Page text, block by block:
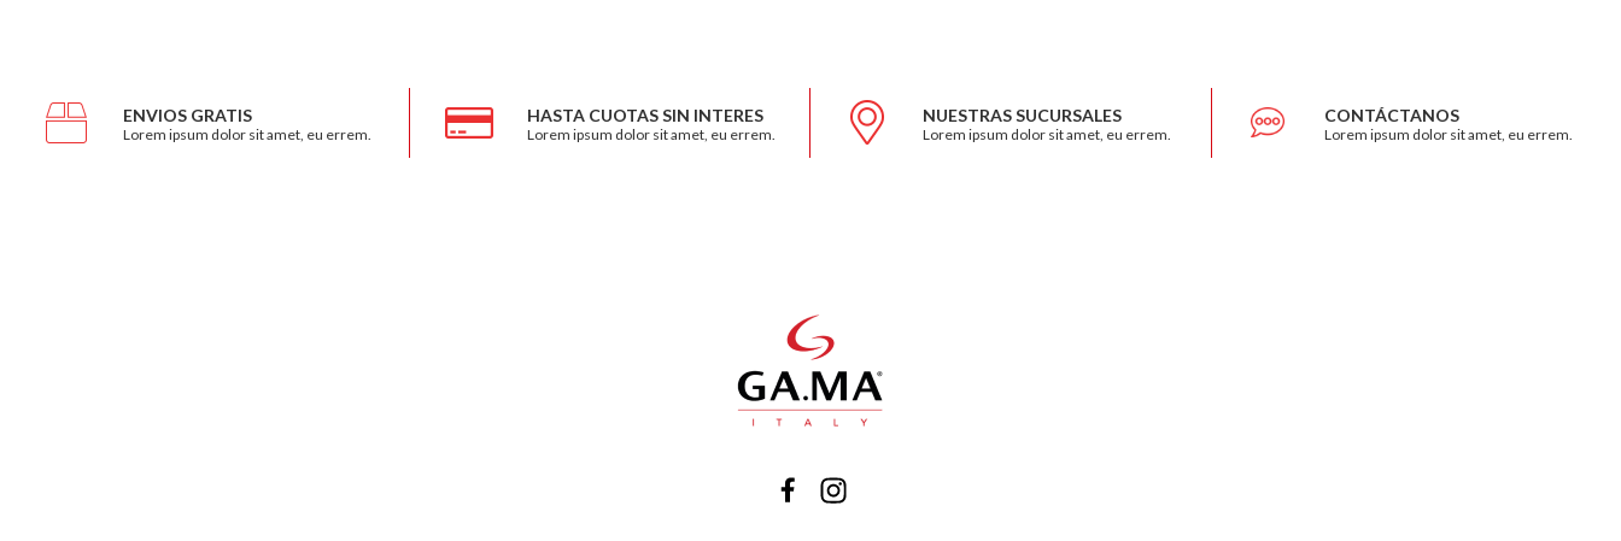
ENVIOS GRATIS
Lorem ipsum dolor sit amet, eu errem.
HASTA CUOTAS SIN INTERES
Lorem ipsum dolor sit amet, eu errem.
NUESTRAS SUCURSALES
Lorem ipsum dolor sit amet, eu errem.
CONTÁCTANOS
Lorem ipsum dolor sit amet, eu errem.